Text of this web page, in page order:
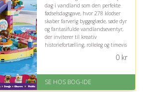
dag i vandland som den perfekte
fødselsdagsgave, hvor 278 klodser
skaber farverig byggeglæde, søde dyr
og fantasifulde vandlandseventyr,
der inviterer til kreativ
historiefortælling, rolleleg og timevis
På lager
Levering: 1-3 hverdage -
0kr
SE HOS BOG-IDE